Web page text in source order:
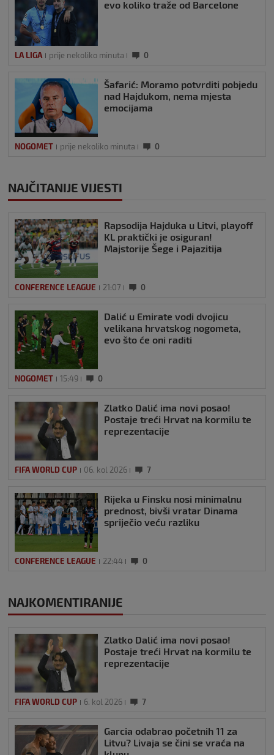
evo koliko traže od Barcelone
LA LIGA prije nekoliko minuta 0
Šafarić: Moramo potvrditi pobjedu
nad Hajdukom, nema mjesta
emocijama
NOGOMET prije nekoliko minuta 0
NAJČITANIJE VIJESTI
Rapsodija Hajduka u Litvi, playoff
KL praktički je osiguran!
Majstorije Šege i Pajazitija
CONFERENCE LEAGUE 21:07 0
Dalić u Emirate vodi dvojicu
velikana hrvatskog nogometa,
evo što će oni raditi
NOGOMET 15:49 0
Zlatko Dalić ima novi posao!
Postaje treći Hrvat na kormilu te
reprezentacije
FIFA WORLD CUP 06. kol 2026 7
Rijeka u Finsku nosi minimalnu
prednost, bivši vratar Dinama
spriječio veću razliku
CONFERENCE LEAGUE 22:44 0
NAJKOMENTIRANIJE
Zlatko Dalić ima novi posao!
Postaje treći Hrvat na kormilu te
reprezentacije
FIFA WORLD CUP 6. kol 2026 7
Garcia odabrao početnih 11 za
Litvu? Livaja se čini se vraća na